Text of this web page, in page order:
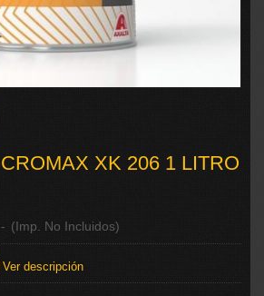
ACTIVADOR CROMAX XK 206 1 LITRO
- (Imp. No Incluidos)
Ver descripción